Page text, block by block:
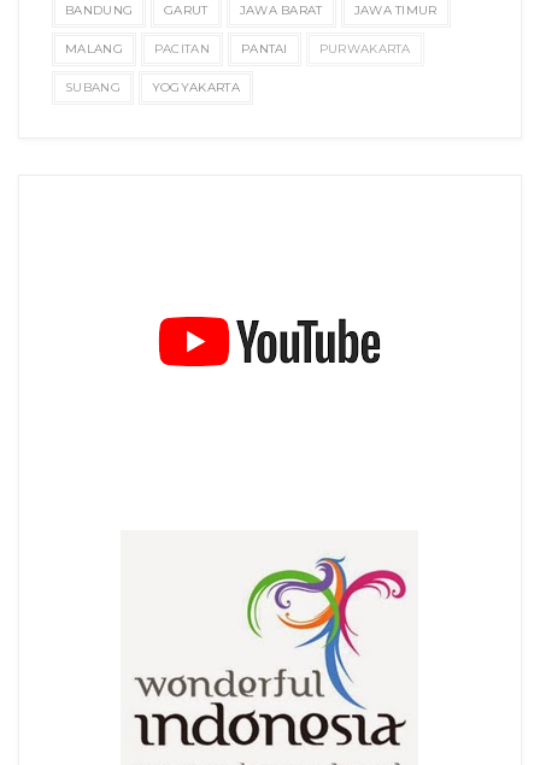
BANDUNG GARUT JAWA BARAT JAWA TIMUR
MALANG PACITAN PANTAI PURWAKARTA
SUBANG YOGYAKARTA